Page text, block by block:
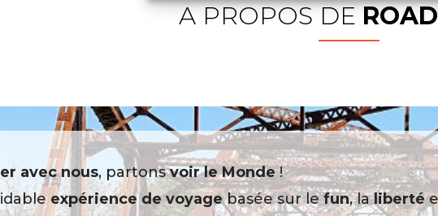
A PROPOS DE
avec nous, partonsvoir le Monde!
expérience de voyagebasée sur lefun, laliberté